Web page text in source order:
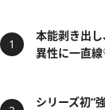
本能剥き出
異性に一直
シリーズ初“